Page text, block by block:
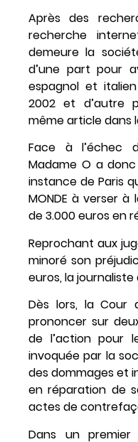
Après des
recherche
demeure la
d’une part pour
espagnol et
2002 et d’autre
même article dans
Face à l’échec
Madame O a
instance de Paris
MONDE à verser
de 3.000 euros en
Reprochant aux
minoré son
euros, la
Dès lors, la Cour
prononcer sur
de l’action pour
invoquée par la
des dommages et
en réparation de
actes de
Dans un premier